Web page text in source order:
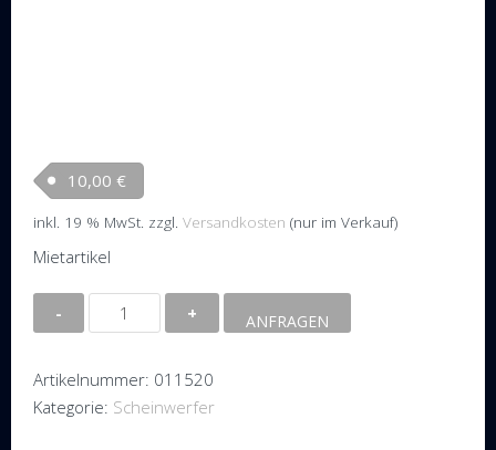
10,00 €
inkl. 19 % MwSt. zzgl. Versandkosten (nur im Verkauf)
Mietartikel
Studio
Par
20
x
ANFRAGEN
Artikelnummer: 011520
Kategorie: Scheinwerfer